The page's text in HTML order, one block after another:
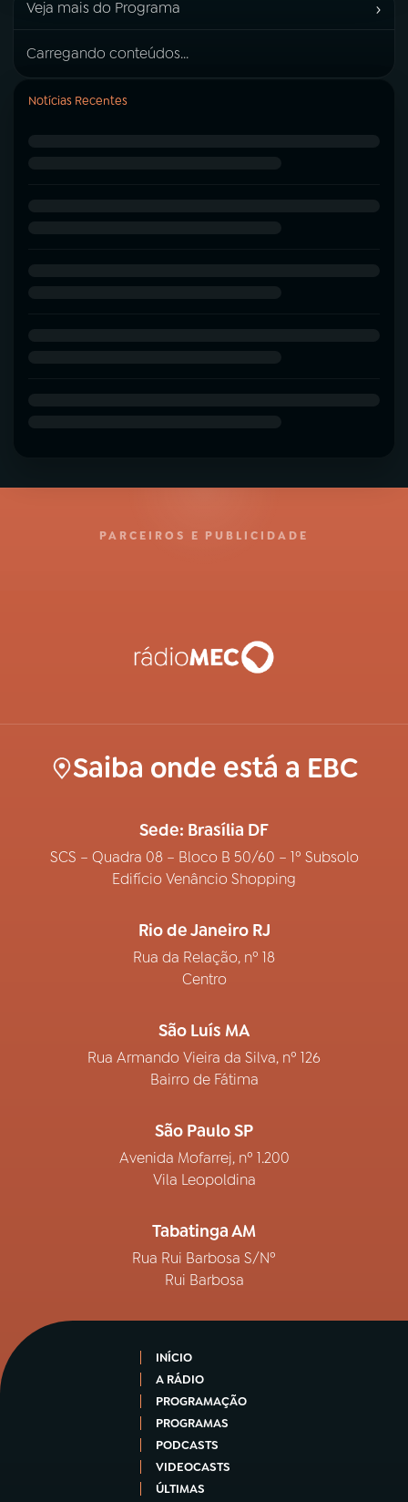
Veja mais do Programa ›
Carregando conteúdos...
Notícias Recentes
PARCEIROS E PUBLICIDADE
Saiba onde está a EBC
Sede: Brasília DF
SCS – Quadra 08 – Bloco B 50/60 – 1º Subsolo
Edifício Venâncio Shopping
Rio de Janeiro RJ
Rua da Relação, nº 18
Centro
São Luís MA
Rua Armando Vieira da Silva, nº 126
Bairro de Fátima
São Paulo SP
Avenida Mofarrej, nº 1.200
Vila Leopoldina
Tabatinga AM
Rua Rui Barbosa S/Nº
Rui Barbosa
INÍCIO
A RÁDIO
PROGRAMAÇÃO
PROGRAMAS
PODCASTS
VIDEOCASTS
ÚLTIMAS